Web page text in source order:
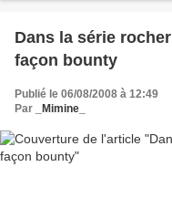
Dans la série
façon bounty
Publié le 06/08/2008 à 12:49
Par
_Mimine_